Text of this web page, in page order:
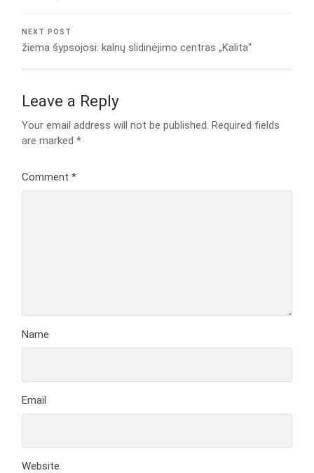
NEXT POST
žiema šypsojosi: kalnų slidinėjimo centras „Kalita“
Leave a Reply
Your email address will not be published. Required fields
are marked*
Comment*
Name
Email
Website